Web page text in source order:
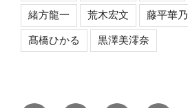
緒方龍一 荒木宏文 藤平華乃
髙橋ひかる 黒澤美澪奈